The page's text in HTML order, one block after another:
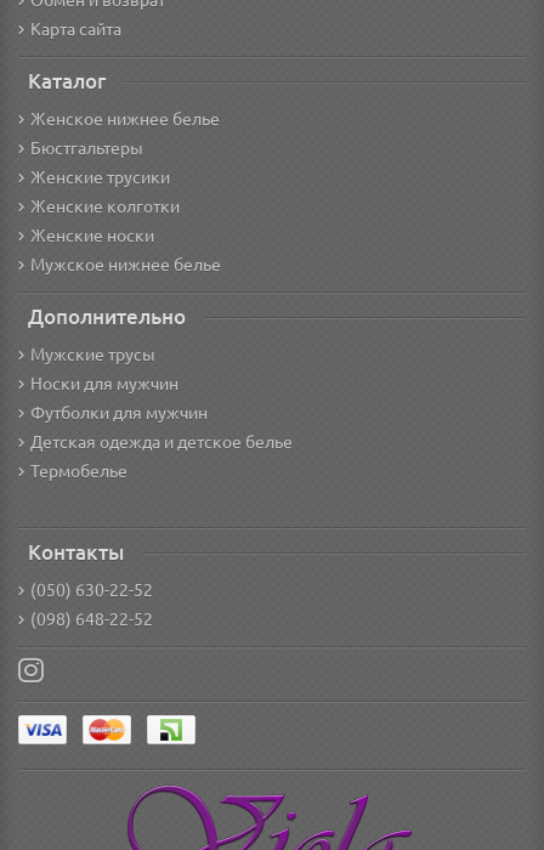
Карта сайта
Каталог
Женское нижнее белье
Бюстгальтеры
Женские трусики
Женские колготки
Женские носки
Мужское нижнее белье
Дополнительно
Мужские трусы
Носки для мужчин
Футболки для мужчин
Детская одежда и детское белье
Термобелье
Контакты
(050) 630-22-52
(098) 648-22-52